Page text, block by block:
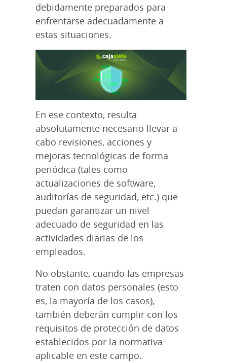
debidamente preparados para
enfrentarse adecuadamente a
estas situaciones.
En ese contexto, resulta
absolutamente necesario llevar a
cabo revisiones, acciones y
mejoras tecnológicas de forma
periódica (tales como
actualizaciones de software,
auditorías de seguridad, etc.) que
puedan garantizar un nivel
adecuado de seguridad en las
actividades diarias de los
empleados.
No obstante, cuando las empresas
traten con datos personales (esto
es, la mayoría de los casos),
también deberán cumplir con los
requisitos de protección de datos
establecidos por la normativa
aplicable en este campo.